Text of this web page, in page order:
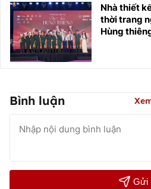
Nhà thiết
thời trang
Hùng
Bình luận
Gửi